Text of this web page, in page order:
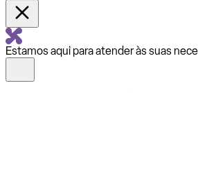
Estamos aqui para atender às suas